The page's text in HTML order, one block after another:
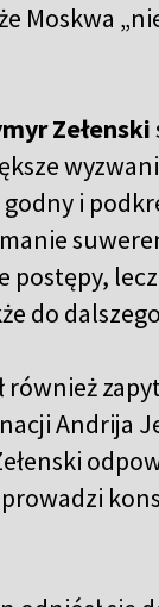
Moskwa
Zełenski
i
do
również
Andrija